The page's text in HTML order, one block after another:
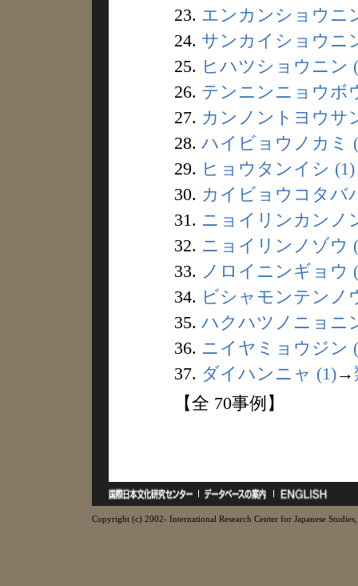
23. エンカンショウニ
24. サンカイショウニ
25. ヒハツショウニン
26. テンニンニョウボ
27. カンノントヨウサ
28. ハイビョウノカミ
29. ヒョウタンイシ (1)
30. カイビョウコタバ
31. ニョイリンカンノ
32. ニョイリンノゾウ
33. ノロイニンギョウ
34. ビシャモンテンノ
35. ハクハツノニョニ
36. ニイヤミョウジン
37. ダイハンニャ (1)→
【全 70事例】
Copyright (c) 2002- International Research Center for Japanese